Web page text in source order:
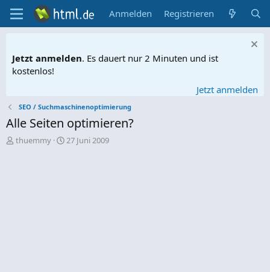
Anmelden Registrieren
Jetzt anmelden. Es dauert nur 2 Minuten und ist
kostenlos!
Jetzt anmelden
SEO / Suchmaschinenoptimierung
Alle Seiten optimieren?
E
thuemmy
E
27 Juni 2009